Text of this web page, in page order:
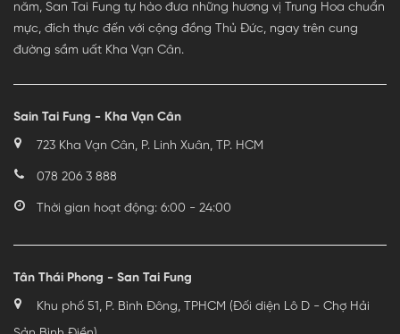
năm, San Tai Fung tự hào đưa những hương vị Trung Hoa chuẩn
mực, đích thực đến với cộng đồng Thủ Đức, ngay trên cung
đường sầm uất Kha Vạn Cân.
Sain Tai Fung - Kha Vạn Cân
723 Kha Vạn Cân, P. Linh Xuân, TP. HCM
078 206 3 888
Thời gian hoạt động: 6:00 - 24:00
Tân Thái Phong - San Tai Fung
Khu phố 51, P. Bình Đông, TPHCM (Đối diện Lô D - Chợ Hải